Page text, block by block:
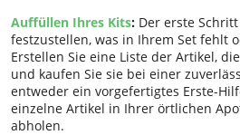
Auffüllen Ihres Kits: Der erste
festzustellen, was in Ihrem Set fehlt
Erstellen Sie eine Liste der Artikel,
und kaufen Sie sie bei einer
entweder ein vorgefertigtes Erste-
einzelne Artikel in Ihrer örtlichen
abholen.